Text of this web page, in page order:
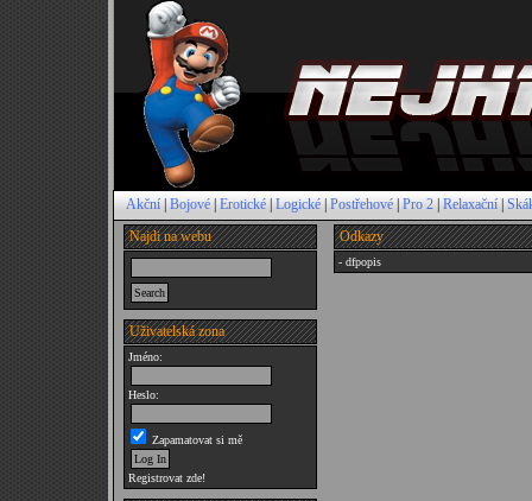
Akční|Bojové|Erotické|Logické|Postřehové|Pro 2|Relaxační|
Najdi na webu
Uživatelská zona
Jméno:
Heslo:
Zapamatovat si mě
Registrovat zde!
Odkazy
- dfpopis